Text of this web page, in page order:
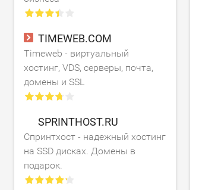
TIMEWEB.COM
Timeweb - виртуальный
хостинг, VDS, серверы, почта,
домены и SSL
SPRINTHOST.RU
Спринтхост - надежный хостинг
на SSD дисках. Домены в
подарок.